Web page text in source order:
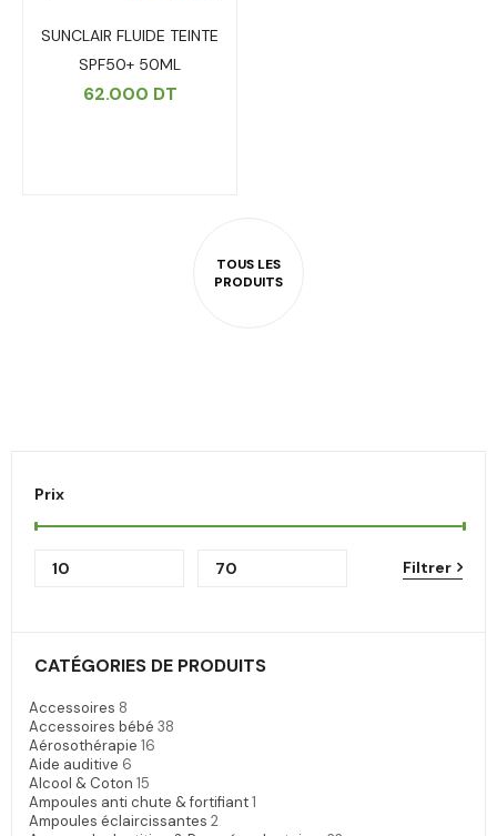
Prix
Filtrer
CATÉGORIES DE PRODUITS
Accessoires 8
Accessoires bébé 38
Aérosothérapie 16
Aide auditive 6
Alcool & Coton 15
Ampoules anti chute & fortifiant1
Ampoules éclaircissantes 2
SUNCLAIR FLUIDE TEINTE
SPF50+ 50ML
62.000 DT